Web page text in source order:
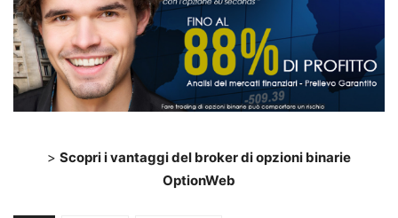
> Scopri i vantaggi del broker di opzioni binarie
OptionWeb